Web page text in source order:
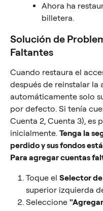
Ahora ha
billetera.
Solución de
Faltantes
Cuando restaura el
después de reinstalar la
automáticamente solo
por defecto. Si tenía
Cuenta 2, Cuenta 3), es
inicialmente. Tenga la
perdido y sus fondos
Para agregar cuentas
Toque el Selector
superior izquierda
Seleccione